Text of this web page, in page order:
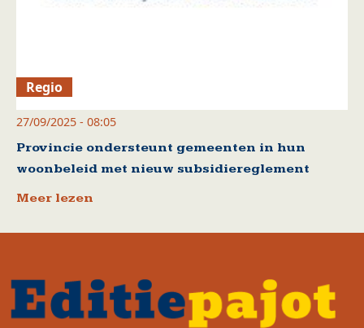
Regio
27/09/2025 - 08:05
Provincie ondersteunt gemeenten in hun
woonbeleid met nieuw subsidiereglement
Meer lezen